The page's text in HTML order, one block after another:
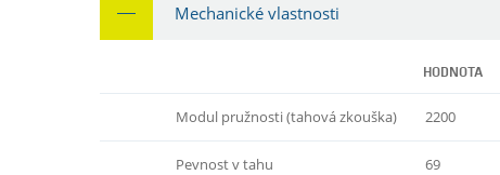
Mechanické vlastnosti
HODNOTA
Modul pružnosti (tahová zkouška) 2200
Pevnost v tahu 69